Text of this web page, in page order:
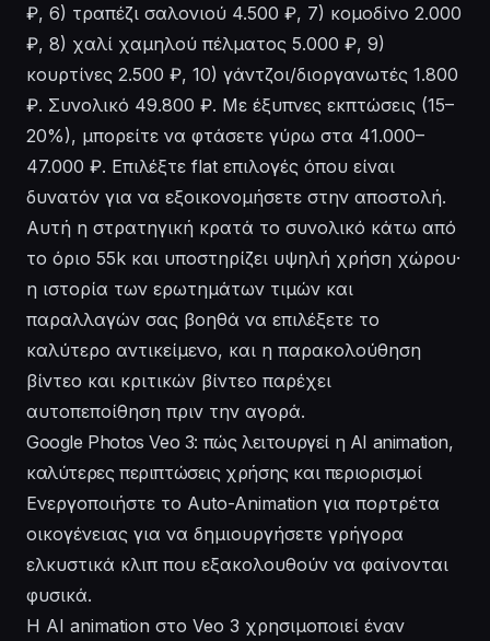
₽, 6) τραπέζι σαλονιού 4.500 ₽, 7) κομοδίνο 2.000
₽, 8) χαλί χαμηλού πέλματος 5.000 ₽, 9)
κουρτίνες 2.500 ₽, 10) γάντζοι/διοργανωτές 1.800
₽. Συνολικό 49.800 ₽. Με έξυπνες εκπτώσεις (15–
20%), μπορείτε να φτάσετε γύρω στα 41.000–
47.000 ₽. Επιλέξτε flat επιλογές όπου είναι
δυνατόν για να εξοικονομήσετε στην αποστολή.
Αυτή η στρατηγική κρατά το συνολικό κάτω από
το όριο 55k και υποστηρίζει υψηλή χρήση χώρου·
η ιστορία των ερωτημάτων τιμών και
παραλλαγών σας βοηθά να επιλέξετε το
καλύτερο αντικείμενο, και η παρακολούθηση
βίντεο και κριτικών βίντεο παρέχει
αυτοπεποίθηση πριν την αγορά.
Google Photos Veo 3: πώς λειτουργεί η AI animation,
καλύτερες περιπτώσεις χρήσης και περιορισμοί
Ενεργοποιήστε το Auto-Animation για πορτρέτα
οικογένειας για να δημιουργήσετε γρήγορα
ελκυστικά κλιπ που εξακολουθούν να φαίνονται
φυσικά.
Η AI animation στο Veo 3 χρησιμοποιεί έναν